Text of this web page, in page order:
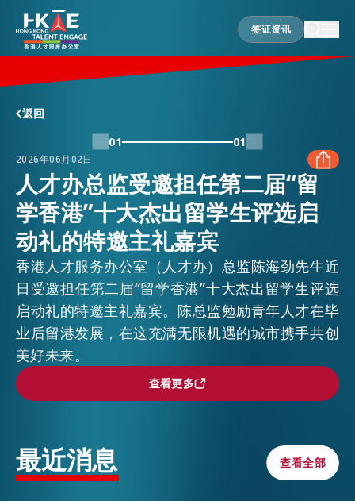
签证资讯
签证资讯
香港优势
居港须知
人才支援
就业资讯
在港营商
活动情报
最新消息
返回
01
01
2026年06月02日
FACEBOOK
LINKEDIN
WHATSAPP
EMAIL
人才办总监受邀担任第二届“留
学香港”十大杰出留学生评选启
动礼的特邀主礼嘉宾
香港人才服务办公室（人才办）总监陈海劲先生近
日受邀担任第二届“留学香港”十大杰出留学生评选
启动礼的特邀主礼嘉宾。陈总监勉励青年人才在毕
业后留港发展，在这充满无限机遇的城市携手共创
美好未来。
查看更多
查看更多
最近消息 查看全部
查看全部